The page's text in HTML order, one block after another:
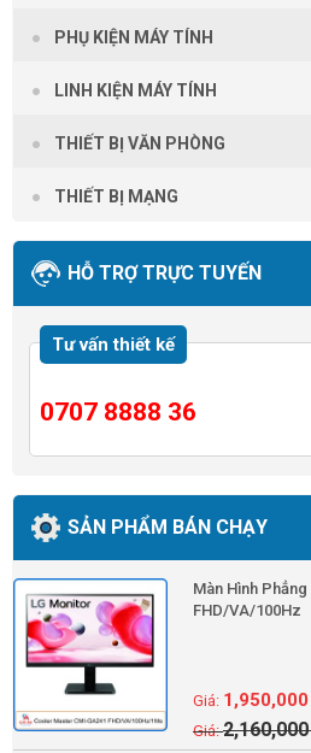
PHỤ KIỆN MÁY TÍNH
LINH KIỆN MÁY TÍNH
THIẾT BỊ VĂN PHÒNG
THIẾT BỊ MẠNG
HỖ TRỢ TRỰC TUYẾN
Tư vấn thiết kế
0707 8888 36
SẢN PHẨM BÁN CHẠY
Màn Hình
FHD/VA/100Hz